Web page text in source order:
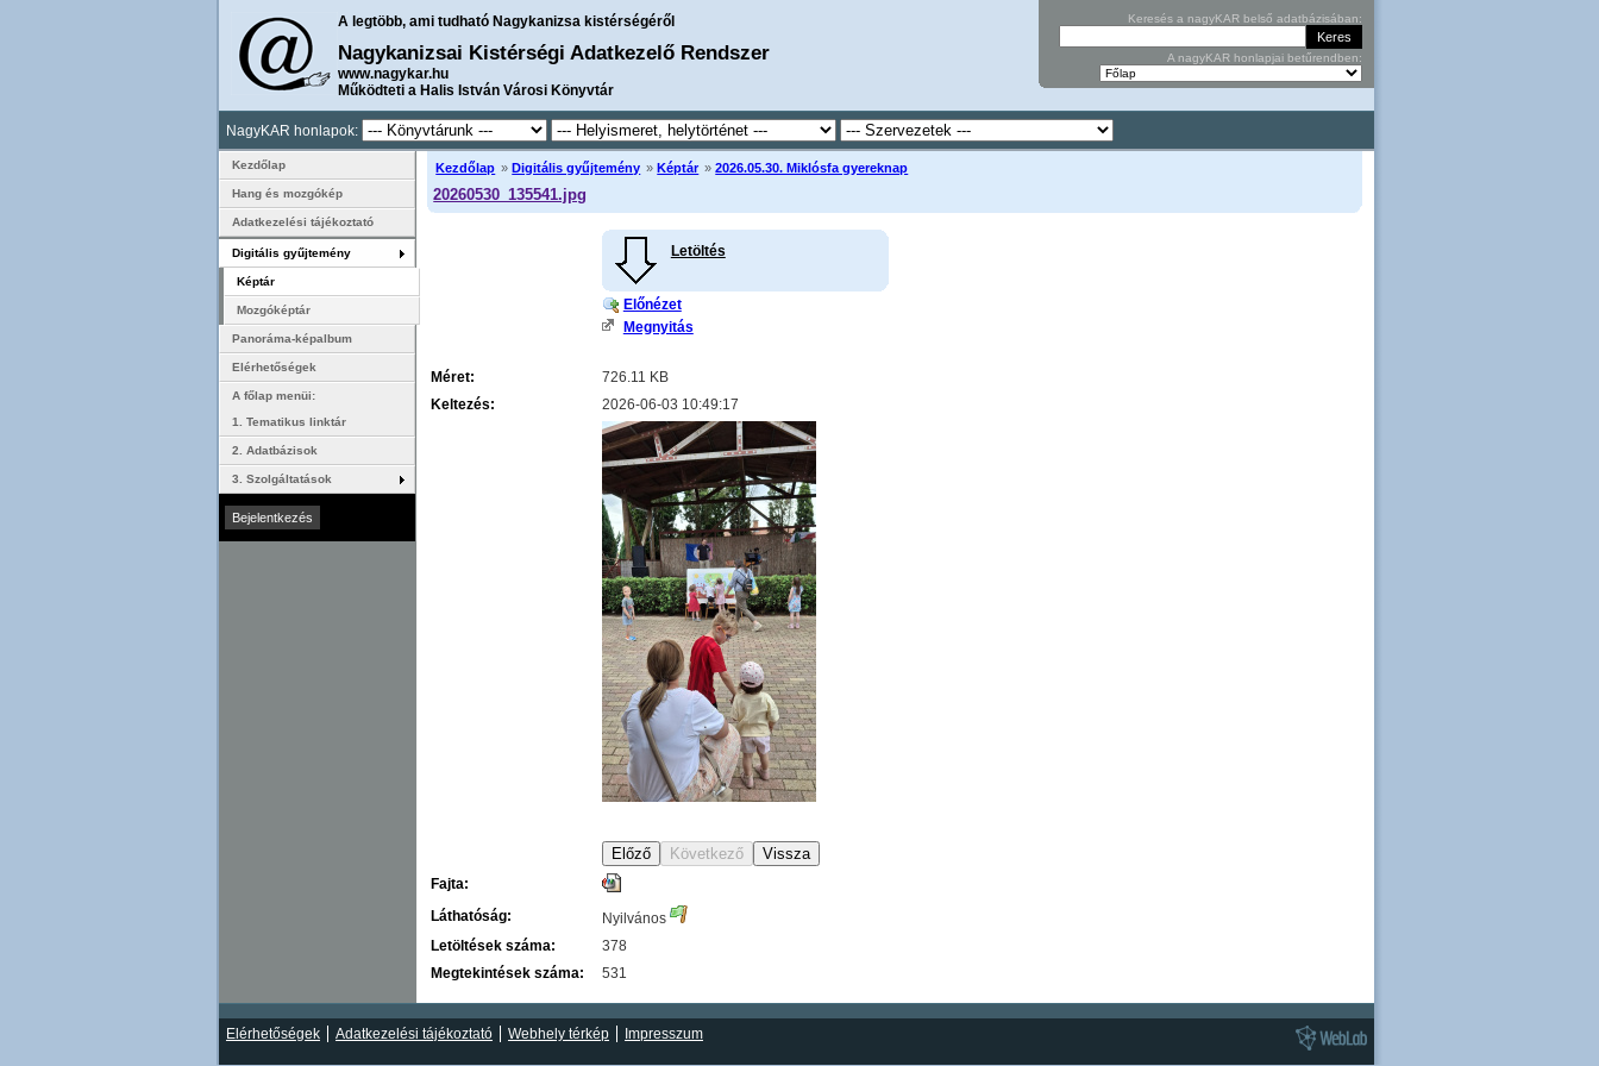
A legtöbb, ami tudható Nagykanizsa kistérségéről
Nagykanizsai Kistérségi Adatkezelő Rendszer
www.nagykar.hu
Működteti a Halis István Városi Könyvtár
Keresés a nagyKAR belső adatbázisában:
A nagyKAR honlapjai betűrendben:
NagyKAR honlapok:
Kezdőlap » Digitális gyűjtemény » Képtár »2026.05.30. Miklósfa gyereknap
20260530_135541.jpg
Letöltés
Előnézet
Megnyitás
Méret:
726.11 KB
Keltezés:
2026-06-03 10:49:17
Fajta:
Láthatóság:
Nyilvános
Letöltések száma:
378
Megtekintések száma:
531
Kezdőlap
Hang és mozgókép
Adatkezelési tájékoztató
Digitális gyűjtemény
Képtár
Mozgóképtár
Panoráma-képalbum
Elérhetőségek
A főlap menüi:
1. Tematikus linktár
2. Adatbázisok
3. Szolgáltatások
Elérhetőségek Adatkezelési tájékoztató Webhely térkép Impresszum